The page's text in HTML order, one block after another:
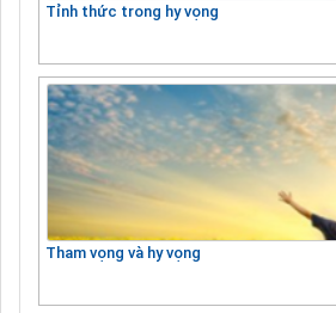
Tỉnh thức trong hy vọng
Tham vọng và hy vọng